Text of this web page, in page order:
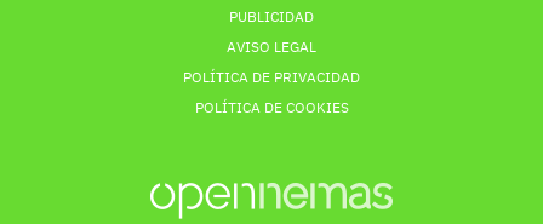
PUBLICIDAD
AVISO LEGAL
POLÍTICA DE PRIVACIDAD
POLÍTICA DE COOKIES